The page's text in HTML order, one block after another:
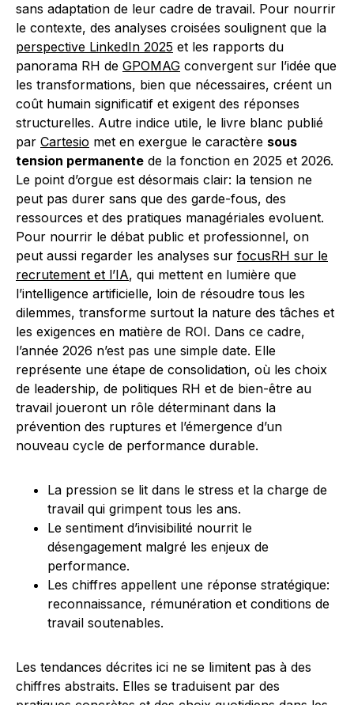
sans adaptation de leur cadre de travail. Pour nourrir
le contexte, des analyses croisées soulignent que la
perspective LinkedIn 2025 et les rapports du
panorama RH de GPOMAG convergent sur l’idée que
les transformations, bien que nécessaires, créent un
coût humain significatif et exigent des réponses
structurelles. Autre indice utile, le livre blanc publié
par Cartesio met en exergue le caractère sous
tension permanente de la fonction en 2025 et 2026.
Le point d’orgue est désormais clair: la tension ne
peut pas durer sans que des garde-fous, des
ressources et des pratiques managériales evoluent.
Pour nourrir le débat public et professionnel, on
peut aussi regarder les analyses sur focusRH sur le
recrutement et l’IA, qui mettent en lumière que
l’intelligence artificielle, loin de résoudre tous les
dilemmes, transforme surtout la nature des tâches et
les exigences en matière de ROI. Dans ce cadre,
l’année 2026 n’est pas une simple date. Elle
représente une étape de consolidation, où les choix
de leadership, de politiques RH et de bien-être au
travail joueront un rôle déterminant dans la
prévention des ruptures et l’émergence d’un
nouveau cycle de performance durable.
La pression se lit dans le stress et la charge de
travail qui grimpent tous les ans.
Le sentiment d’invisibilité nourrit le
désengagement malgré les enjeux de
performance.
Les chiffres appellent une réponse stratégique:
reconnaissance, rémunération et conditions de
travail soutenables.
Les tendances décrites ici ne se limitent pas à des
chiffres abstraits. Elles se traduisent par des